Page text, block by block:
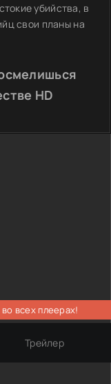
убийства, в
свои планы на
HD
всех плеерах!
Трейлер